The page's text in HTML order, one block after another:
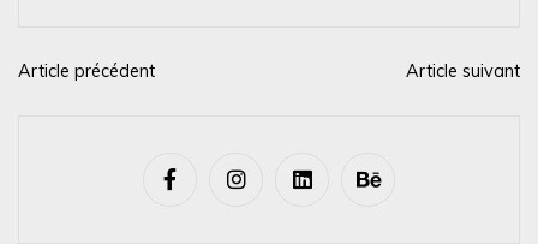
N
Article précédent Article suivant